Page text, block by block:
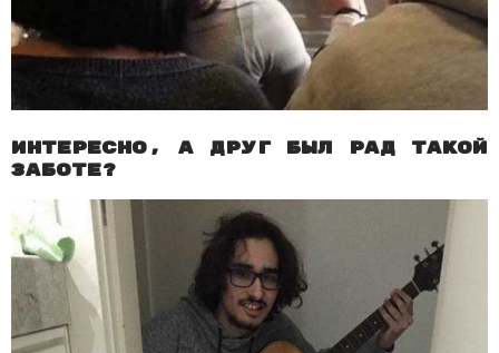
Интересно, а друг был рад такой
заботе?